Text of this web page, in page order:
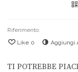
Riferimento:
Like 0 Aggiungi
TI POTREBBE